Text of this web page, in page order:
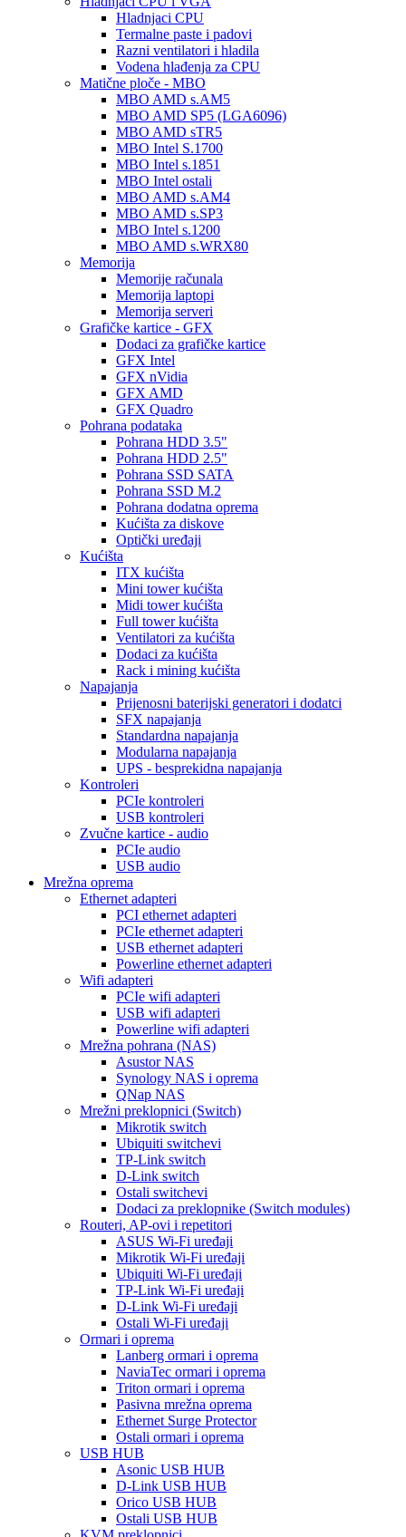
Hladnjaci CPU
Termalne paste i padovi
Razni ventilatori i hladila
Vodena hlađenja za CPU
Matične ploče - MBO
MBO AMD s.AM5
MBO AMD SP5 (LGA6096)
MBO AMD sTR5
MBO Intel S.1700
MBO Intel s.1851
MBO Intel ostali
MBO AMD s.AM4
MBO AMD s.SP3
MBO Intel s.1200
MBO AMD s.WRX80
Memorija
Memorije računala
Memorija laptopi
Memorija serveri
Grafičke kartice - GFX
Dodaci za grafičke kartice
GFX Intel
GFX nVidia
GFX AMD
GFX Quadro
Pohrana podataka
Pohrana HDD 3.5"
Pohrana HDD 2.5"
Pohrana SSD SATA
Pohrana SSD M.2
Pohrana dodatna oprema
Kućišta za diskove
Optički uređaji
Kućišta
ITX kućišta
Mini tower kućišta
Midi tower kućišta
Full tower kućišta
Ventilatori za kućišta
Dodaci za kućišta
Rack i mining kućišta
Napajanja
Prijenosni baterijski generatori i dodatci
SFX napajanja
Standardna napajanja
Modularna napajanja
UPS - besprekidna napajanja
Kontroleri
PCIe kontroleri
USB kontroleri
Zvučne kartice - audio
PCIe audio
USB audio
Mrežna oprema
Ethernet adapteri
PCI ethernet adapteri
PCIe ethernet adapteri
USB ethernet adapteri
Powerline ethernet adapteri
Wifi adapteri
PCIe wifi adapteri
USB wifi adapteri
Powerline wifi adapteri
Mrežna pohrana (NAS)
Asustor NAS
Synology NAS i oprema
QNap NAS
Mrežni preklopnici (Switch)
Mikrotik switch
Ubiquiti switchevi
TP-Link switch
D-Link switch
Ostali switchevi
Dodaci za preklopnike (Switch modules)
Routeri, AP-ovi i repetitori
ASUS Wi-Fi uređaji
Mikrotik Wi-Fi uređaji
Ubiquiti Wi-Fi uređaji
TP-Link Wi-Fi uređaji
D-Link Wi-Fi uređaji
Ostali Wi-Fi uređaji
Ormari i oprema
Lanberg ormari i oprema
NaviaTec ormari i oprema
Triton ormari i oprema
Pasivna mrežna oprema
Ethernet Surge Protector
Ostali ormari i oprema
USB HUB
Asonic USB HUB
D-Link USB HUB
Orico USB HUB
Ostali USB HUB